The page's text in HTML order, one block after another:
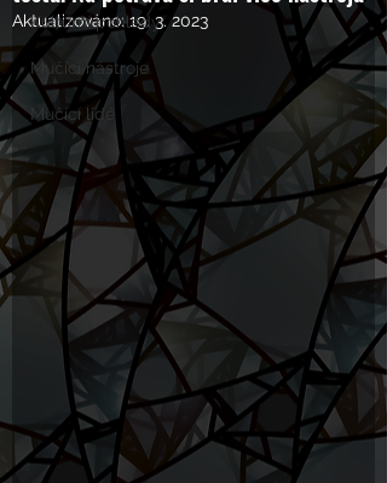
Kulturní pohledy
Mučící nástroje
Mučící lidé
Aktualizováno:19. 3. 2023